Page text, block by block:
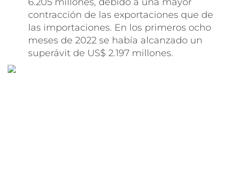
contracción de las exportaciones que de
las importaciones. En los primeros ocho
meses de 2022 se había alcanzado un
superávit de US$ 2.197 millones.